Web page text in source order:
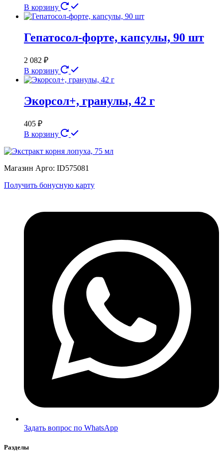
В корзину
Гепатосол-форте, капсулы, 90 шт
2 082 ₽
В корзину
Экорсол+, гранулы, 42 г
405 ₽
В корзину
Магазин Арго: ID575081
Получить бонусную карту
Задать вопрос по WhatsApp
Разделы